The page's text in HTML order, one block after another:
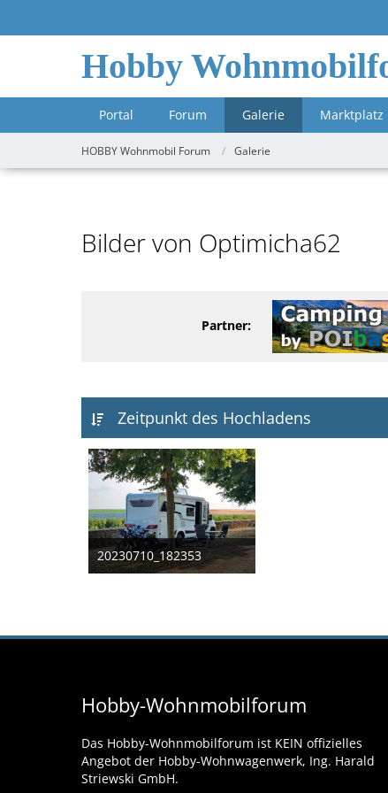
Hobby
Portal Forum Galerie Marktplatz
HOBBY Wohnmobil Forum Galerie
Bilder von Optimicha62
Partner:
Zeitpunkt des Hochladens
20230710_182353
3. Januar 2025
Hobby-Wohnmobilforum
Das Hobby-Wohnmobilforum ist KEIN offizielles
Angebot der Hobby-Wohnwagenwerk, Ing. Harald
Striewski GmbH.